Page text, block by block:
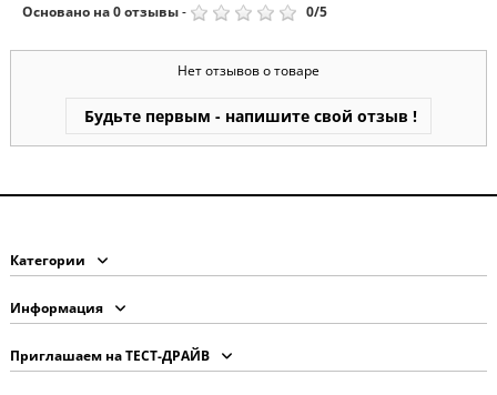
Основано на0отзывы- 0/5
Нет отзывов о товаре
Будьте первым - напишите свой отзыв !
Категории
Информация
Приглашаем на ТЕСТ-ДРАЙВ